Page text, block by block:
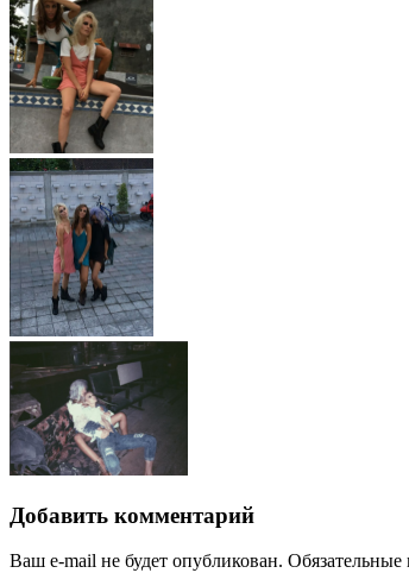
Добавить комментарий
Ваш e-mail не будет опубликован.